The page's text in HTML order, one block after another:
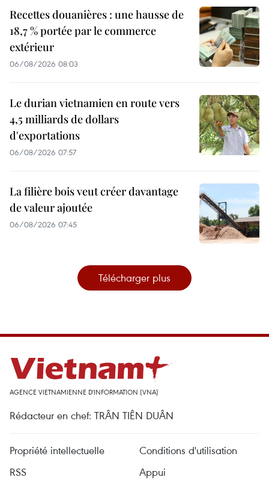
Recettes douanières : une hausse de
18,7 % portée par le commerce
extérieur
06/08/2026 08:03
Le durian vietnamien en route vers
4,5 milliards de dollars
d'exportations
06/08/2026 07:57
La filière bois veut créer davantage
de valeur ajoutée
06/08/2026 07:45
Télécharger plus
AGENCE VIETNAMIENNE D'INFORMATION (VNA)
Rédacteur en chef: TRÂN TIÊN DUÂN
Propriété intellectuelle
Conditions d'utilisation
RSS
Appui